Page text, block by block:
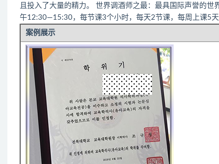
且投入了大量的精力。 世界调酒师之最：最具国际声誉的
午12:30—15:30，每节课3个小时，每天2节课，每周上课5天
案例展示